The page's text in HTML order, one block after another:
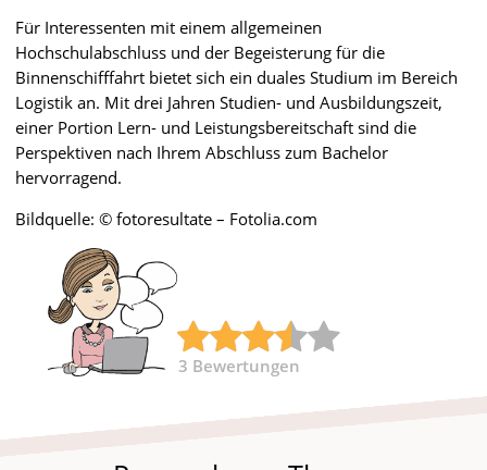
Für Interessenten mit einem allgemeinen
Hochschulabschluss und der Begeisterung für die
Binnenschifffahrt bietet sich ein duales Studium im Bereich
Logistik an. Mit drei Jahren Studien- und Ausbildungszeit,
einer Portion Lern- und Leistungsbereitschaft sind die
Perspektiven nach Ihrem Abschluss zum Bachelor
hervorragend.
Bildquelle: © fotoresultate – Fotolia.com
3 Bewertungen